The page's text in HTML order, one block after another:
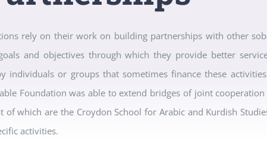
rely on their work on building partnerships with other
and objectives through which they provide better
individuals or groups that sometimes finance these
Foundation was able to extend bridges of joint
which are the Croydon School for Arabic and Kurdish
activities.